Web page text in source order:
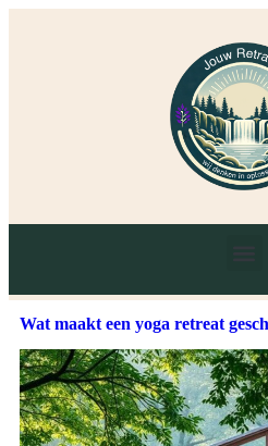
Wat maakt een yoga retreat